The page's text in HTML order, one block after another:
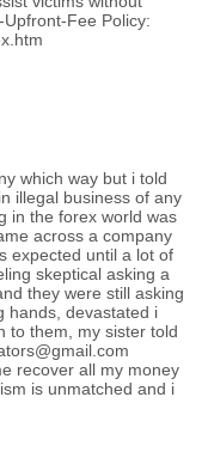
Fee Policy:
which way but i told
illegal business of any
in the forex world was
across a company
expected until a lot of
skeptical asking a
they were still asking
hands, devastated i
to them, my sister told
recover all my money
is unmatched and i